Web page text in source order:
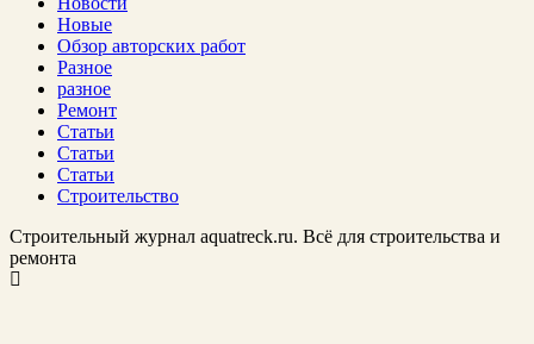
Новые
Обзор авторских работ
Разное
разное
Ремонт
Статьи
Статьи
Статьи
Строительство
Строительный журнал aquatreck.ru. Всё для строительства и
ремонта